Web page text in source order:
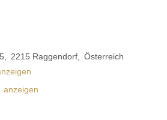
2215 Raggendorf
Österreich
anzeigen